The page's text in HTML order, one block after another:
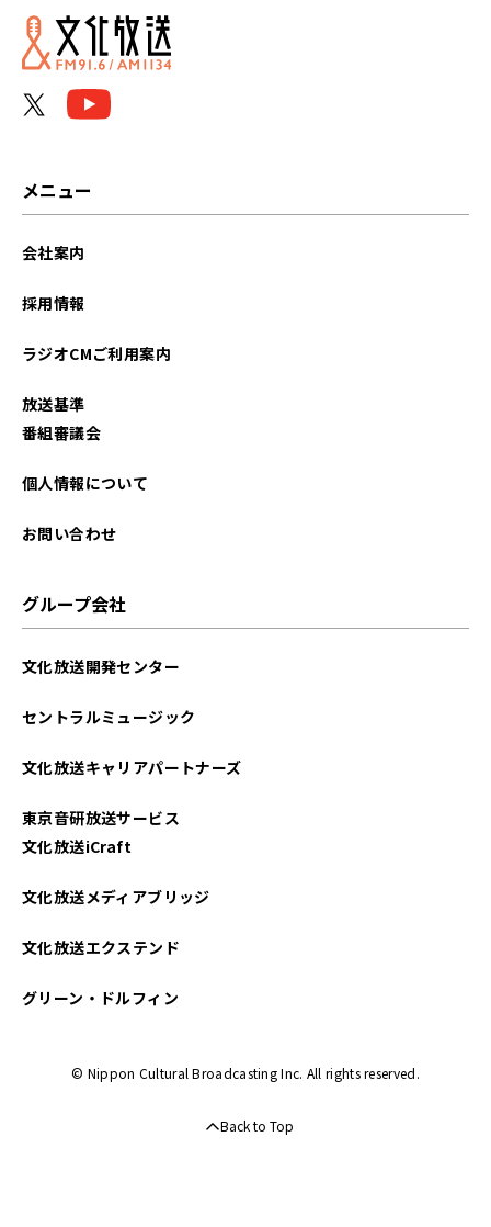
メニュー
会社案内
採用情報
ラジオCMご利用案内
放送基準
番組審議会
個人情報について
お問い合わせ
グループ会社
文化放送開発センター
セントラルミュージック
文化放送キャリアパートナーズ
東京音研放送サービス
文化放送iCraft
文化放送メディアブリッジ
文化放送エクステンド
グリーン・ドルフィン
© Nippon Cultural Broadcasting Inc. All rights reserved.
Back to Top